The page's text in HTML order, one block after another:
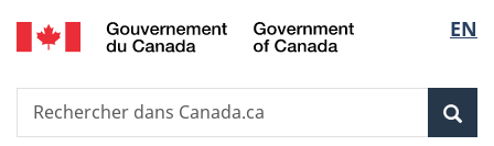
Passer
au
des
Passer
au
principal
Passer
à
Au
Passer
à
version
de
la
EN
Recherche
Rechercher
dans